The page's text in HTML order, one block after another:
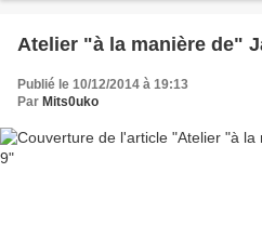
Atelier "à la manière de"
Publié le 10/12/2014 à 19:13
Par Mits0uko